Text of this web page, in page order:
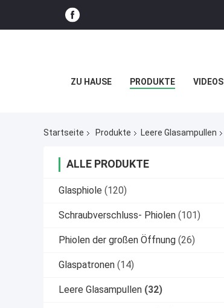
ZU HAUSE PRODUKTE VIDEOS
Startseite Produkte Leere Glasampullen
ALLE PRODUKTE
Glasphiole (120)
Schraubverschluss- Phiolen (101)
Phiolen der großen Öffnung (26)
Glaspatronen (14)
Leere Glasampullen (32)